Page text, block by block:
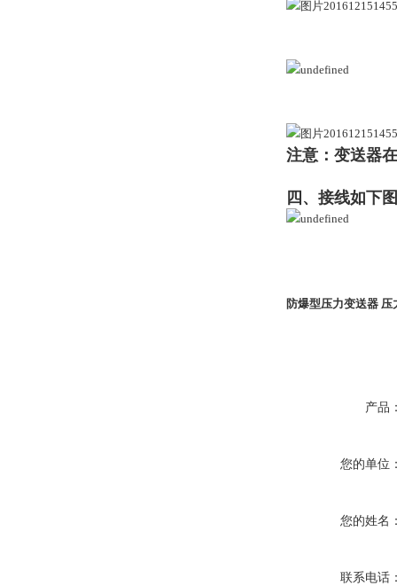
注意：变送器
四、接线如下
防爆型压力变送器 压
产品
您的单位
您的姓名
联系电话